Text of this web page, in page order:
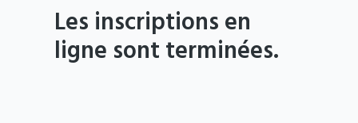
Les inscriptions en
ligne sont terminées.